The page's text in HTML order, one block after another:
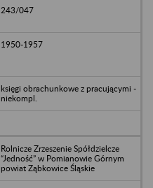
243/047
1950-1957
księgi obrachunkowe z pracującymi -
niekompl.
Rolnicze Zrzeszenie Spółdzielcze
“Jedność” w Pomianowie Górnym
powiat Ząbkowice Śląskie